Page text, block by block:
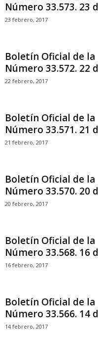
Número 33.573. 23
23 febrero, 2017
Boletín Oficial de
Número 33.572. 22
22 febrero, 2017
Boletín Oficial de
Número 33.571. 21
21 febrero, 2017
Boletín Oficial de
Número 33.570. 20
20 febrero, 2017
Boletín Oficial de
Número 33.568. 16
16 febrero, 2017
Boletín Oficial de
Número 33.566. 14
14 febrero, 2017